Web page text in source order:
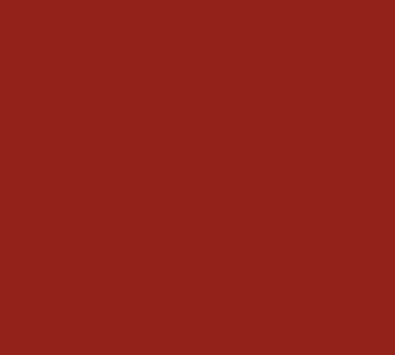
wir zu Ihnen und nehmen den zu gestaltenden Raum in Augenschein.
welche räumlichen Bedingungen sind gegeben und wo wären vielleicht
möglich? Wir nehmen Aufmaß und erstellen dann im Anschluss einen
in unserem Hause stellen wir Ihnen unser Gestaltungskonzept vor:
die Planung des Lichts. Begutachten Sie die vorgeschlagenen
und andere Wohnaccessoires. Sagen Sie auch, wenn Ihnen andere
konkretisiert.
Ihrer Wohnträume arbeiten wir mit zuverlässigen Meisterkollegen
ob es um unsere eigenen Tischlerarbeiten geht oder die Leistungen des
Elektrikers oder Raumausstatters: wir behalten die Fäden in der Hand und
Ihr Ansprechpartner.